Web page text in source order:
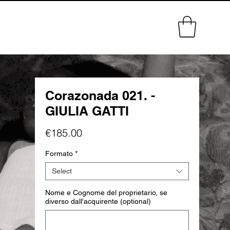
Corazonada 021. -
GIULIA GATTI
€185.00Price
Formato *
Select
Nome e Cognome del proprietario, se
diverso dall'acquirente (optional)